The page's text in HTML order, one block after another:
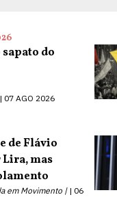
do
07 AGO 2026
de Flávio
mas
em Movimento |
06